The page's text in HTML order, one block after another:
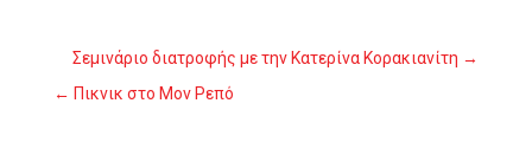
Σεμινάριο διατροφής με την Κατερίνα Κορακιανίτη
Πικνικ στο Μον Ρεπό